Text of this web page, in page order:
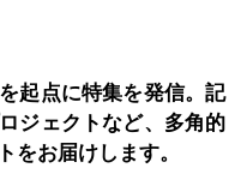
起点に特集を発信。記
ジェクトなど、多角的
をお届けします。